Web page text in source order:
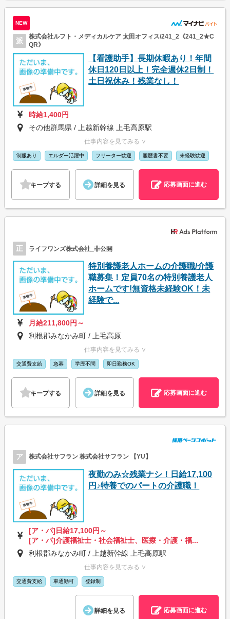
NEW
派
株式会社ルフト・メディカルケア 太田オフィス/241_2《241_2★C
QR》
【看護助手】長期休暇あり！年間
休日120日以上！完全週休2日制！
土日祝休み！残業なし！
時給1,400円
その他群馬県 / 上越新幹線 上毛高原駅
仕事内容を見てみる ∨
制服あり エルダー活躍中 フリーター歓迎 履歴書不要 未経験歓迎
キープする 詳細を見る 応募画面に進む
正 ライフワンズ株式会社_非公開
特別養護老人ホームの介護職/介護
職募集！定員70名の特別養護老人
ホームです!無資格未経験OK！未
経験で...
月給211,800円～
利根郡みなかみ町 / 上毛高原
仕事内容を見てみる ∨
交通費支給 急募 学歴不問 即日勤務OK
キープする 詳細を見る 応募画面に進む
ア 株式会社サフラン 株式会社サフラン 【YU】
夜勤のみ☆残業ナシ！日給17,100
円♪特養でのパートの介護職！
[ア・パ]日給17,100円～
[ア・パ]介護福祉士・社会福祉士、医療・介護・福...
利根郡みなかみ町 / 上越新幹線 上毛高原駅
仕事内容を見てみる ∨
交通費支給 車通勤可 登録制
詳細を見る 応募画面に進む